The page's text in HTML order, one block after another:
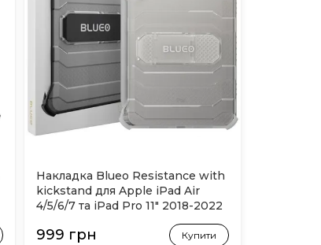
Накладка Blueo Resistance with
kickstand для Apple iPad Air
4/5/6/7 та iPad Pro 11" 2018-2022
999 грн Купити